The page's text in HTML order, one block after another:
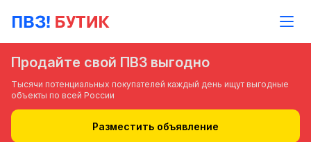
Продайте свой ПВЗ выгодно
Тысячи потенциальных покупателей каждый день ищут выгодные
объекты по всей России
Разместить объявление